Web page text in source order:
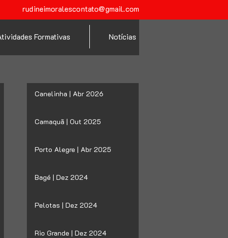
Formativas Notícias
rudineimoralescontato@gmail.com
Canelinha | Abr 2026
Camaquã | Out 2025
Porto Alegre | Abr 2025
Bagé | Dez 2024
Pelotas | Dez 2024
Rio Grande | Dez 2024